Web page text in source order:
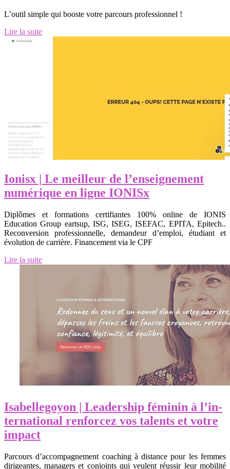
L’outil simple qui booste votre parcours professionnel !
Lire la suite
Ionisx | Le meilleur de l’en­seig­ne­ment
numérique en ligne IONISx
Diplômes et formations certifiantes 100% online de IONIS
Education Group eartsup, ISG, ISEG, ISEFAC, EPITA, Epitech..
Reconversion professionnelle, demandeur d’emploi, étudiant et
évolution de carrière. Financement via le CPF
Lire la suite
Isabel­lego­yon | Leadership féminin à l’in­
ter­natio­nal renforcez vos talents et votre
impact
Parcours d’accompagnement coaching à distance pour les femmes
dirigeantes, managers et conjoints qui veulent réussir leur mobilité